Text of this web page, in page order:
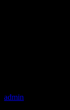
admin